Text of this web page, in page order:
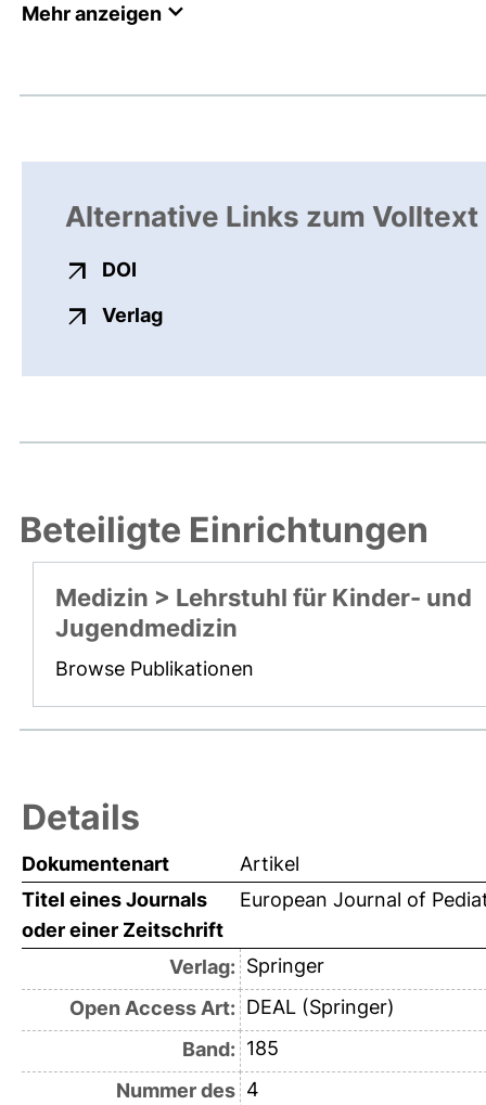
Mehr anzeigen
Alternative Links zum Volltext
DOI
Verlagexterner Link, öffnet neues
Beteiligte Einrichtungen
Medizin > Lehrstuhl für Kinder- und
Jugendmedizin
Browse Publikationen
Details
Dokumentenart
Artikel
Titel eines Journals
oder einer Zeitschrift
European Journal of
Verlag: Springer
Open Access Art: DEAL (Springer)
Band: 185
Nummer des 4